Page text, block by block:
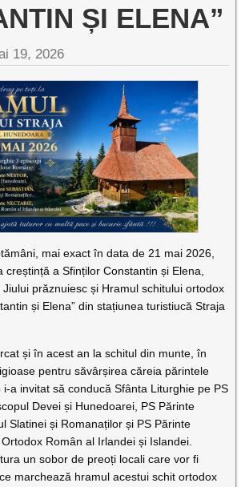
ȘI ELENA”
19, 2026
mai exact în data de 21 mai 2026,
creștință a Sfinților Constantin și Elena,
prăznuiesc și Hramul schitului ortodox
și Elena” din stațiunea turistiucă Straja
și în acest an la schitul din munte, în
pentru săvârșirea căreia părintele
a invitat să conducă Sfânta Liturghie pe PS
Devei și Hunedoarei, PS Părinte
Slatinei și Romanaților și PS Părinte
Român al Irlandei și Islandei.
un sobor de preoți locali care vor fi
marchează hramul acestui schit ortodox